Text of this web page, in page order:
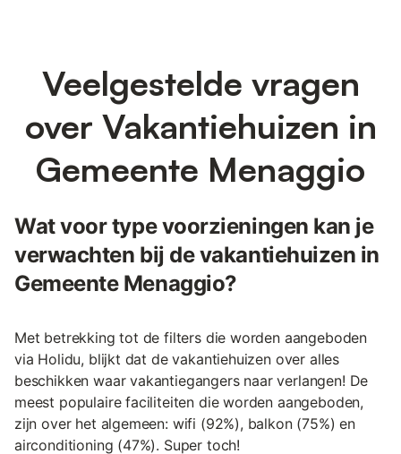
Veelgestelde vragen
over Vakantiehuizen in
Gemeente Menaggio
Wat voor type voorzieningen kan je
verwachten bij de vakantiehuizen in
Gemeente Menaggio?
Met betrekking tot de filters die worden aangeboden
via Holidu, blijkt dat de vakantiehuizen over alles
beschikken waar vakantiegangers naar verlangen! De
meest populaire faciliteiten die worden aangeboden,
zijn over het algemeen: wifi (92%), balkon (75%) en
airconditioning (47%). Super toch!